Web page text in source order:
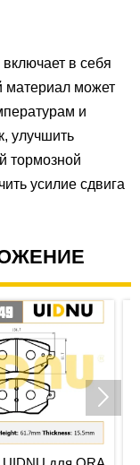
в себя
может
и
улучшить
тормозной
усилие сдвига
